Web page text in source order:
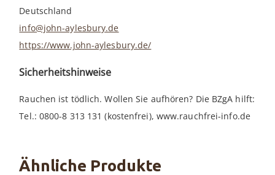
Deutschland
info@john-aylesbury.de
https://www.john-aylesbury.de/
Sicherheitshinweise
Rauchen ist tödlich. Wollen Sie aufhören? Die BZgA hilft:
Tel.: 0800-8 313 131 (kostenfrei), www.rauchfrei-info.de
Ähnliche Produkte